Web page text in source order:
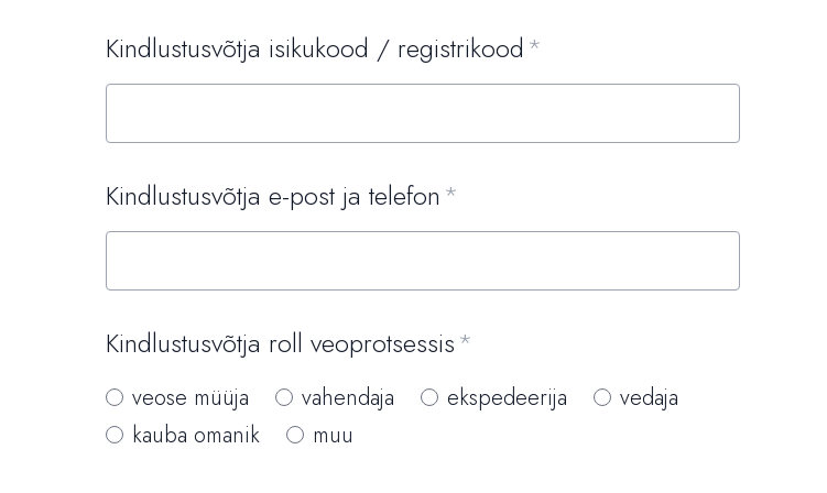
Kindlustusvõtja isikukood / registrikood
Kindlustusvõtja e-post ja telefon
Kindlustusvõtja roll veoprotsessis
veose müüja vahendaja ekspedeerija
vedaja
kauba omanik
muu